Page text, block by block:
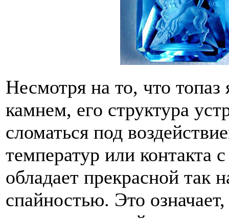
Несмотря на то, что
камнем, его структура
сломаться под
температур или контакта
обладает прекрасной так
спайностью. Это